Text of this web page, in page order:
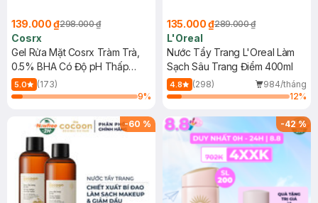
139.000 ₫298.000 ₫
Cosrx
Gel Rửa Mặt Cosrx Tràm Trà,
0.5% BHA Có Độ pH Thấp
150ml
5.0
(173)
9%
135.000 ₫289.000 ₫
L'Oreal
Nước Tẩy Trang L'Oreal Làm
Sạch Sâu Trang Điểm 400ml
4.8 (298)
984/tháng
12%
-60 % -42%